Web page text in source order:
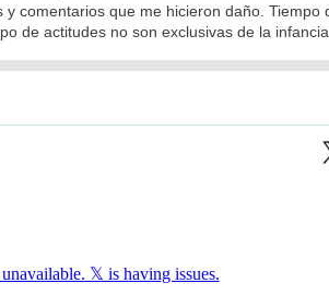
comentarios que me hicieron daño.
de actitudes no son exclusivas de la infancia.